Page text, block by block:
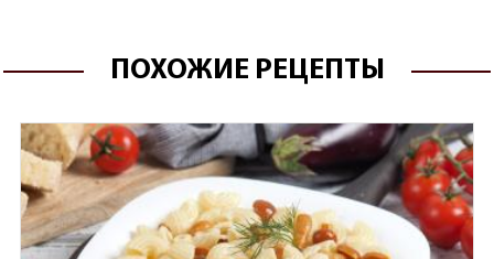
ПОХОЖИЕ РЕЦЕПТЫ